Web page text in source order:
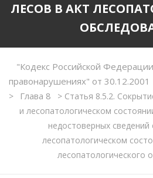
ЛЕСОВ В АКТ
"Кодекс Российской
правонарушениях" от
> Глава 8 > Статья 8.5.2.
и лесопатологическом
недостоверных
лесопатологическом
лесопатологического